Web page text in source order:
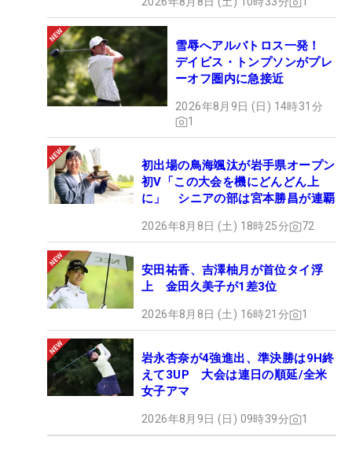
雪辱へアルバトロス一発！
デイビス・トンプソンがプレ
ーオフ圏内に急接近
2026年8月9日 (日) 14時31分
1
初出場の鳥海颯汰が岩手県オープン
初V「この大会を機にどんどん上
に」 シニアの部は宮本勝昌が連覇
2026年8月8日 (土) 18時25分 72
安田祐香、吉澤柚月が首位タイ浮
上 金田久美子が1差3位
2026年8月8日 (土) 16時21分 1
岩永杏奈が4強進出、準決勝は9H終
えて3UP 大会は連日の順延/全米
女子アマ
2026年8月9日 (日) 09時39分 1